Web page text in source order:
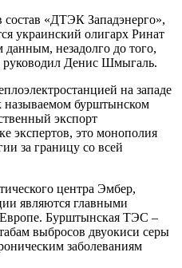
«ДТЭК Западэнерго»,
украинский олигарх Ринат
незадолго до того,
руководил Денис Шмыгаль.
на западе
называемом бурштынском
экспорт
экспертов, это монополия
за границу со всей
центра Эмбер,
являются главными
Бурштынская ТЭС –
выбросов двуокиси серы
заболеваниям